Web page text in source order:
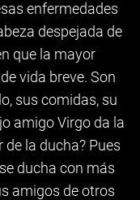
enfermedades
despejada de
que la mayor
vida breve. Son
sus comidas, su
amigo Virgo da la
la ducha? Pues
ducha con más
amigos de otros